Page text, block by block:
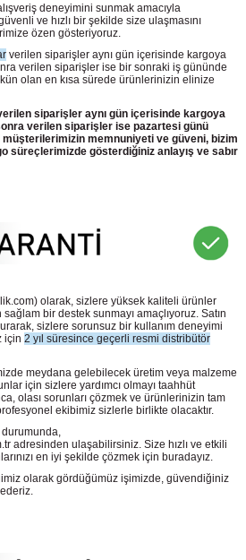
deneyimini sunmak amacıyla
ve hızlı bir şekilde size ulaşmasını
özen gösteriyoruz.
verilen siparişler aynı gün içerisinde kargoya
verilen siparişler ise bir sonraki iş gününde
olan en kısa sürede ürünlerinizin elinize
siparişler aynı gün içerisinde kargoya
verilen siparişler ise pazartesi günü
müşterilerimizin memnuniyeti ve güveni, bizim
süreçlerimizde gösterdiğiniz anlayış ve sabır
olarak, sizlere yüksek kaliteli ürünler
sağlam bir destek sunmayı amaçlıyoruz. Satın
sizlere sorunsuz bir kullanım deneyimi
için 2 yıl süresince geçerli resmi distribütör
meydana gelebilecek üretim veya malzeme
için sizlere yardımcı olmayı taahhüt
olası sorunları çözmek ve ürünlerinizin tam
ekibimiz sizlerle birlikte olacaktır.
durumunda,
adresinden ulaşabilirsiniz. Size hızlı ve etkili
en iyi şekilde çözmek için buradayız.
olarak gördüğümüz işimizde, güvendiğiniz